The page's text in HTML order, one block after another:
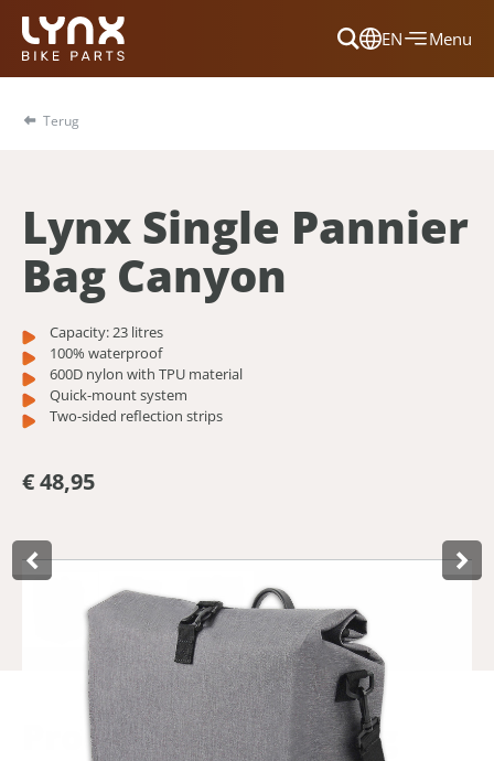
EN
Dansk
Nederlands
Menu
Terug
Lynx Single Pannier
Bag Canyon
Capacity: 23 litres
100% waterproof
600D nylon with TPU material
Quick-mount system
Two-sided reflection strips
€ 48,95
Product­omschrijving